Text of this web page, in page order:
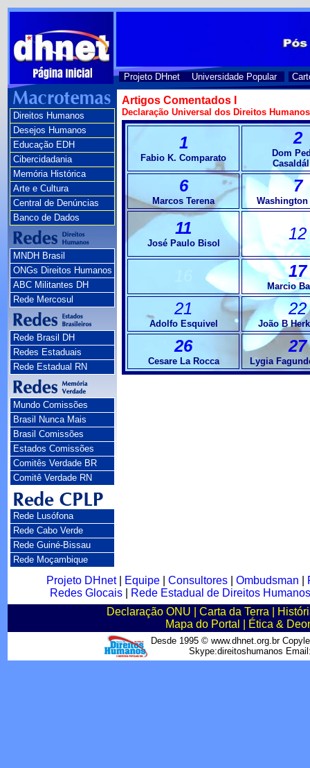
Projeto DHnet Universidade Popular
Direitos Humanos
Desejos Humanos
Educação EDH
Cibercidadania
Memória Histórica
Arte e Cultura
Central de Denúncias
Banco de Dados
MNDH Brasil
ONGs Direitos Humanos
ABC Militantes DH
Rede Mercosul
Rede Brasil DH
Redes Estaduais
Rede Estadual RN
Mundo Comissões
Brasil Nunca Mais
Brasil Comissões
Estados Comissões
Comitês Verdade BR
Comitê Verdade RN
Rede Lusófona
Rede Cabo Verde
Rede Guiné-Bissau
Rede Moçambique
Artigos Comentados I
Declaração Universal dos Direitos
1
Fabio K. Comparato
2
Dom
6
Marcos Terena
7
11
José Paulo Bisol
12
17
Marcio
21
Adolfo Esquivel
22
João B
26
Cesare La Rocca
27
Lygia
Projeto DHnet| Equipe| Consultores| Ombudsman
Redes Glocais|
Rede Estadual de Direitos
Declaração ONU
Carta da Terra
Mapa do Portal
Ética &
Desde 1995 © www.dhnet.org.br
Skype:direitoshumanos